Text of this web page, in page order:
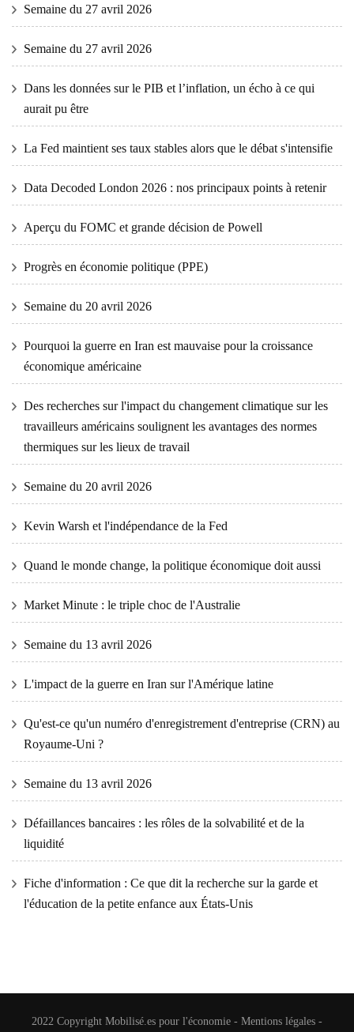
Semaine du 27 avril 2026
Semaine du 27 avril 2026
Dans les données sur le PIB et l’inflation, un écho à ce qui
aurait pu être
La Fed maintient ses taux stables alors que le débat s'intensifie
Data Decoded London 2026 : nos principaux points à retenir
Aperçu du FOMC et grande décision de Powell
Progrès en économie politique (PPE)
Semaine du 20 avril 2026
Pourquoi la guerre en Iran est mauvaise pour la croissance
économique américaine
Des recherches sur l'impact du changement climatique sur les
travailleurs américains soulignent les avantages des normes
thermiques sur les lieux de travail
Semaine du 20 avril 2026
Kevin Warsh et l'indépendance de la Fed
Quand le monde change, la politique économique doit aussi
Market Minute : le triple choc de l'Australie
Semaine du 13 avril 2026
L'impact de la guerre en Iran sur l'Amérique latine
Qu'est-ce qu'un numéro d'enregistrement d'entreprise (CRN) au
Royaume-Uni ?
Semaine du 13 avril 2026
Défaillances bancaires : les rôles de la solvabilité et de la
liquidité
Fiche d'information : Ce que dit la recherche sur la garde et
l'éducation de la petite enfance aux États-Unis
2022 Copyright Mobilisé.es pour l'économie - Mentions légales -